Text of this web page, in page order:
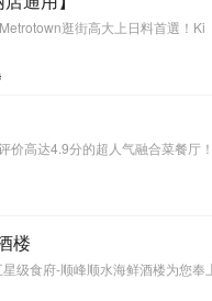
逛街高大上日料首選！Ki
价高达4.9分的超人气融合菜餐厅
楼
级食府-顺峰顺水海鲜酒楼为您奉